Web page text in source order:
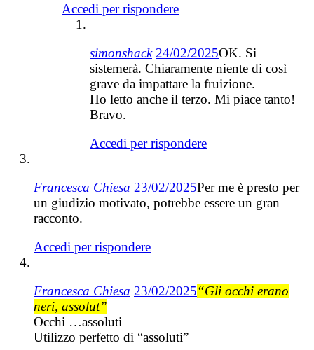
Accedi per rispondere
simonshack 24/02/2025OK. Si
sistemerà. Chiaramente niente di così
grave da impattare la fruizione.
Ho letto anche il terzo. Mi piace tanto!
Bravo.
Accedi per rispondere
Francesca Chiesa 23/02/2025Per me è presto per
un giudizio motivato, potrebbe essere un gran
racconto.
Accedi per rispondere
Francesca Chiesa 23/02/2025“Gli occhi erano
neri, assolut”
Occhi …assoluti
Utilizzo perfetto di “assoluti”